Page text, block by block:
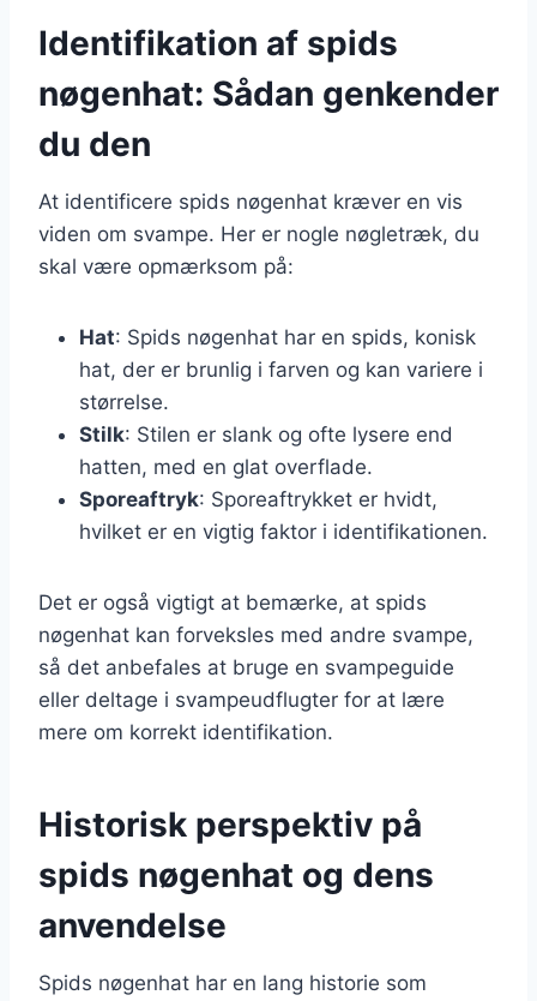
Identifikation af spids
nøgenhat: Sådan genkender
du den
At identificere spids nøgenhat kræver en vis
viden om svampe. Her er nogle nøgletræk, du
skal være opmærksom på:
Hat: Spids nøgenhat har en spids, konisk
hat, der er brunlig i farven og kan variere i
størrelse.
Stilk: Stilen er slank og ofte lysere end
hatten, med en glat overflade.
Sporeaftryk: Sporeaftrykket er hvidt,
hvilket er en vigtig faktor i identifikationen.
Det er også vigtigt at bemærke, at spids
nøgenhat kan forveksles med andre svampe,
så det anbefales at bruge en svampeguide
eller deltage i svampeudflugter for at lære
mere om korrekt identifikation.
Historisk perspektiv på
spids nøgenhat og dens
anvendelse
Spids nøgenhat har en lang historie som